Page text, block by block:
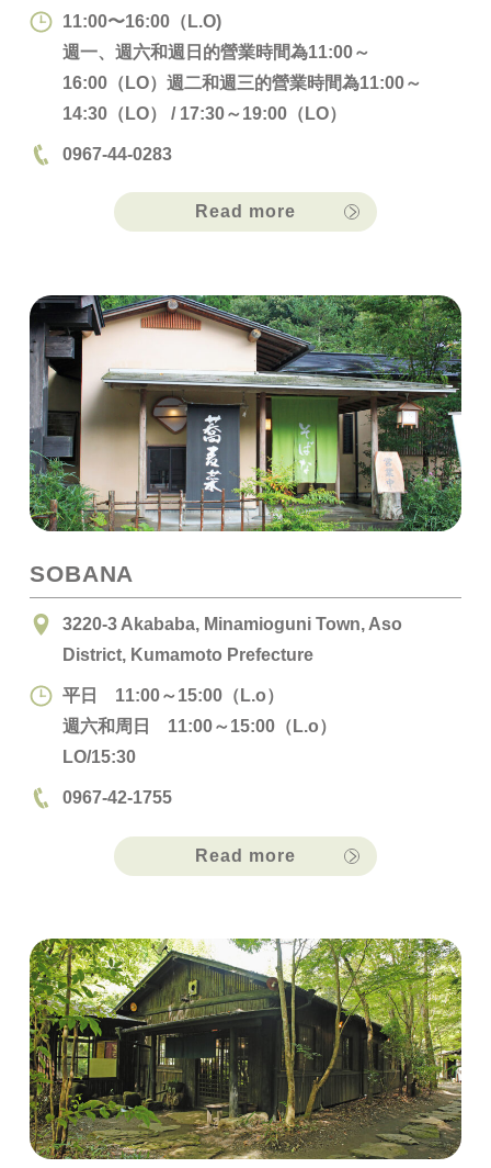
Read more
11:00〜16:00（L.O)
週一、週六和週日的營業時間為11:00～
16:00（LO）週二和週三的營業時間為11:00～
14:30（LO） / 17:30～19:00（LO）
0967-44-0283
SOBANA
Read more
3220-3 Akababa, Minamioguni Town, Aso
District, Kumamoto Prefecture
平日 11:00～15:00（L.o）
週六和周日 11:00～15:00（L.o）
LO/15:30
0967-42-1755